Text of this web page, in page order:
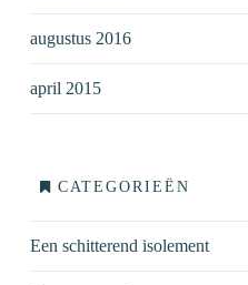
augustus 2016
april 2015
CATEGORIEËN
Een schitterend isolement